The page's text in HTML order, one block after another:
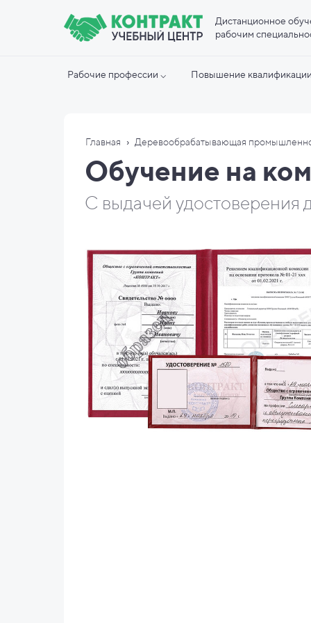
Дистанционное
рабочим
Рабочие профессии ⌵ Повышение
Главная › Деревообрабатывающая
Обучение на
С выдачей удостоверения